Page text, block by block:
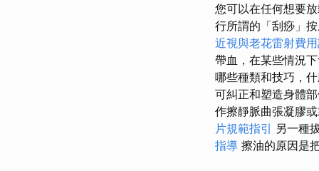
您可以在任何想要
行所謂的「刮痧」按
近視與老花雷射費
帶血，在某些情況
哪些種類和技巧，
可糾正和塑造身體部
作擦靜脈曲張凝膠
片規範指引 另一種
指導 擦油的原因是